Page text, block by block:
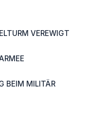
VEREWIGT
BEIM MILITÄR